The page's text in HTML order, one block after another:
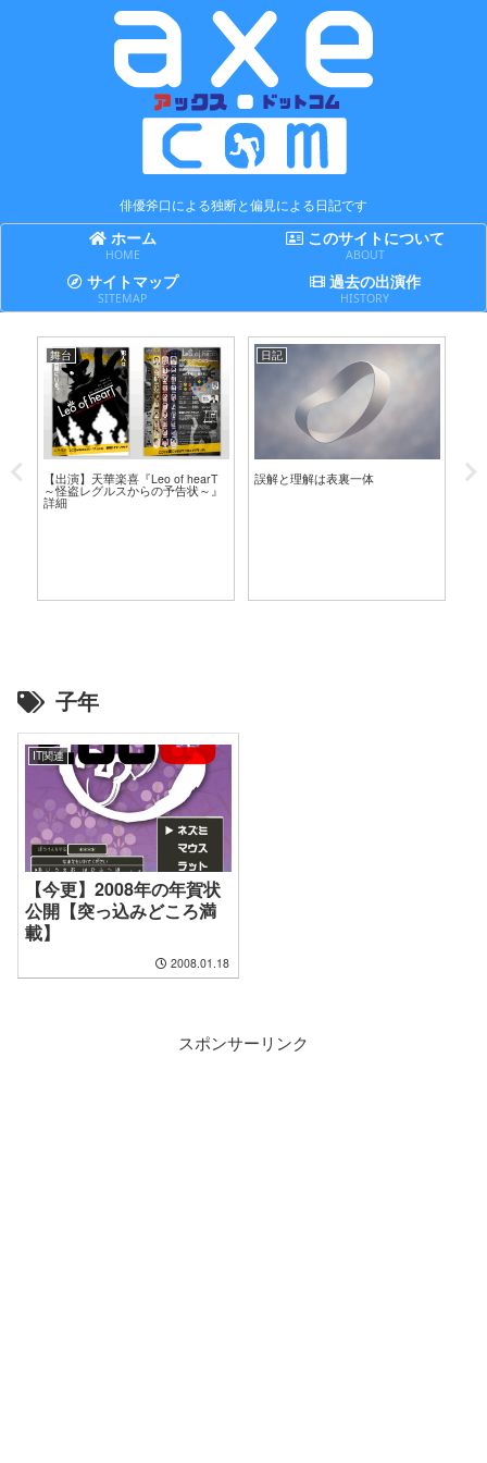
俳優斧口による独断と偏見による日記です
ホーム
HOME
このサイトについて
ABOUT
サイトマップ
SITEMAP
過去の出演作
HISTORY
舞台
【出演】天華楽喜『Leo of hearT
～怪盗レグルスからの予告状～』
詳細
日記
誤解と理解は表裏一体
子年
IT関連
【今更】2008年の年賀状
公開【突っ込みどころ満
載】
2008.01.18
スポンサーリンク